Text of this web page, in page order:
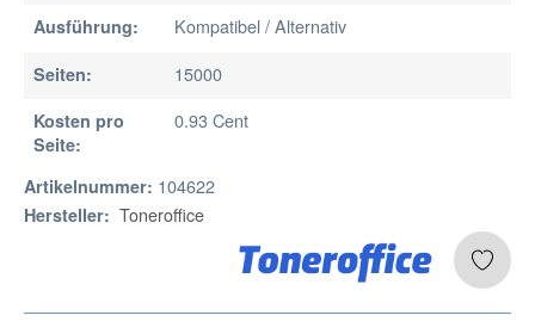
Ausführung: Kompatibel / Alternativ
Seiten: 15000
Kosten pro
Seite:
0.93 Cent
Artikelnummer: 104622
Hersteller: Toneroffice